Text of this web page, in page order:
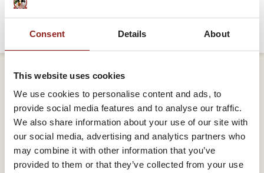
Consent Details About
This website uses cookies
We use cookies to personalise content and ads, to
provide social media features and to analyse our traffic.
We also share information about your use of our site with
our social media, advertising and analytics partners who
may combine it with other information that you’ve
provided to them or that they’ve collected from your use
L'ANIMAL
L'ANIMAL